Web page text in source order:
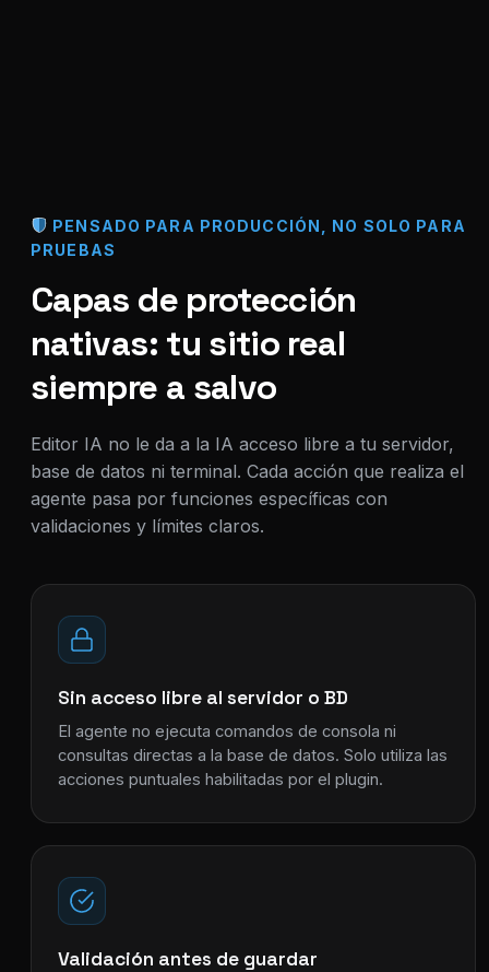
PENSADO PARA PRODUCCIÓN, NO SOLO PARA
PRUEBAS
Capas de protección
nativas: tu sitio real
siempre a salvo
Editor IA no le da a la IA acceso libre a tu servidor,
base de datos ni terminal. Cada acción que realiza el
agente pasa por funciones específicas con
validaciones y límites claros.
Sin acceso libre al servidor o BD
El agente no ejecuta comandos de consola ni
consultas directas a la base de datos. Solo utiliza las
acciones puntuales habilitadas por el plugin.
Validación antes de guardar